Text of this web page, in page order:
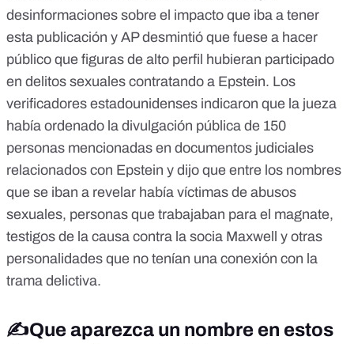
desinformaciones sobre el impacto que iba a tener
esta publicación y AP desmintió que fuese a hacer
público que figuras de alto perfil hubieran participado
en delitos sexuales contratando a Epstein. Los
verificadores estadounidenses indicaron que la jueza
había ordenado la divulgación pública de 150
personas mencionadas en documentos judiciales
relacionados con Epstein y dijo que entre los nombres
que se iban a revelar había víctimas de abusos
sexuales, personas que trabajaban para el magnate,
testigos de la causa contra la socia Maxwell y otras
personalidades que no tenían una conexión con la
trama delictiva.
✍️Que aparezca un nombre en estos